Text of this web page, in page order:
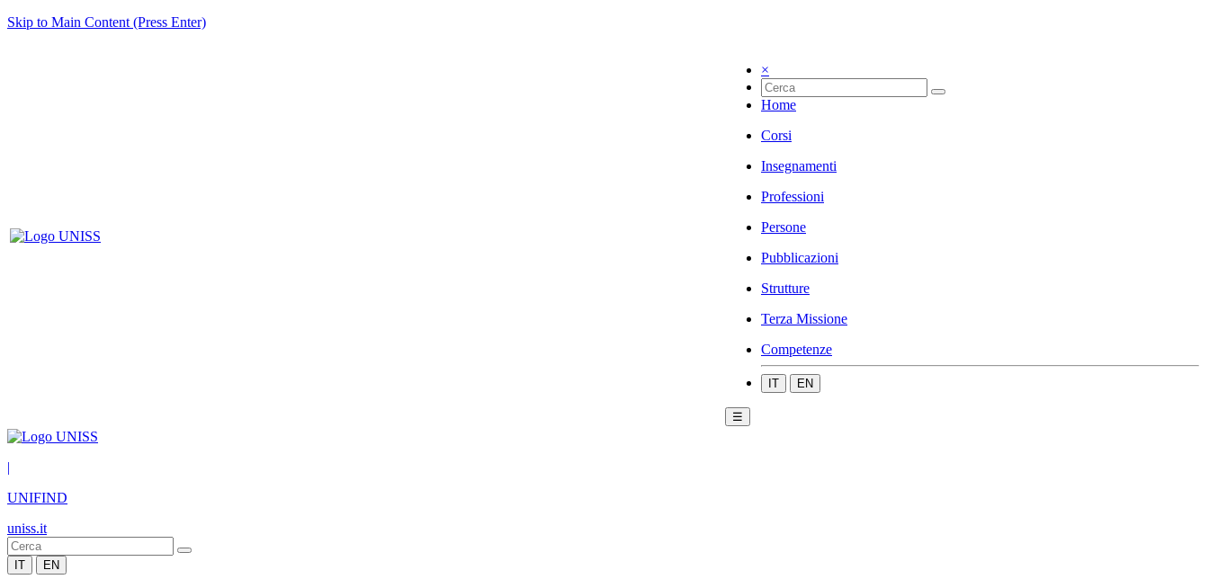
Skip to Main Content (Press Enter)
×
Home
Corsi
Insegnamenti
Professioni
Persone
Pubblicazioni
Strutture
Terza Missione
Competenze
IT EN
☰
|
UNIFIND
uniss.it
IT EN